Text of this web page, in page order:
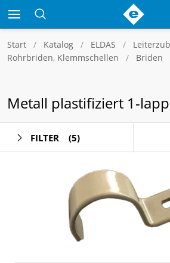
Start Katalog ELDAS
Rohrbriden, Klemmschellen
Briden
Metall plastifiziert 1-
FILTER (5)